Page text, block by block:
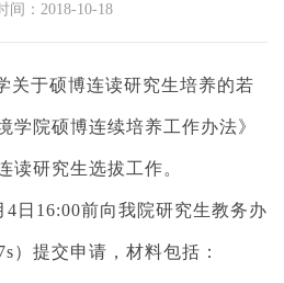
间：2018-10-18
关于硕博连读研究生培养的若
学院硕博连续培养工作办法》
读研究生选拔工作。
4 日 16:00前向我院研究生教务办
）提交申请，材料包括：